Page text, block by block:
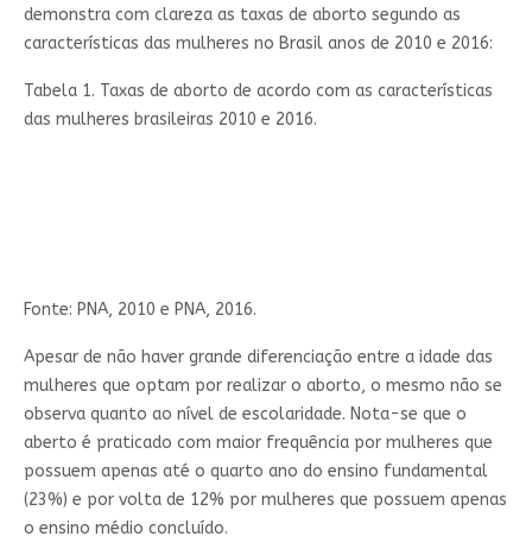
demonstra com clareza as taxas de aborto segundo as
características das mulheres no Brasil anos de 2010 e 2016:
Tabela 1. Taxas de aborto de acordo com as características
das mulheres brasileiras 2010 e 2016.
Fonte: PNA, 2010 e PNA, 2016.
Apesar de não haver grande diferenciação entre a idade das
mulheres que optam por realizar o aborto, o mesmo não se
observa quanto ao nível de escolaridade. Nota-se que o
aberto é praticado com maior frequência por mulheres que
possuem apenas até o quarto ano do ensino fundamental
(23%) e por volta de 12% por mulheres que possuem apenas
o ensino médio concluído.